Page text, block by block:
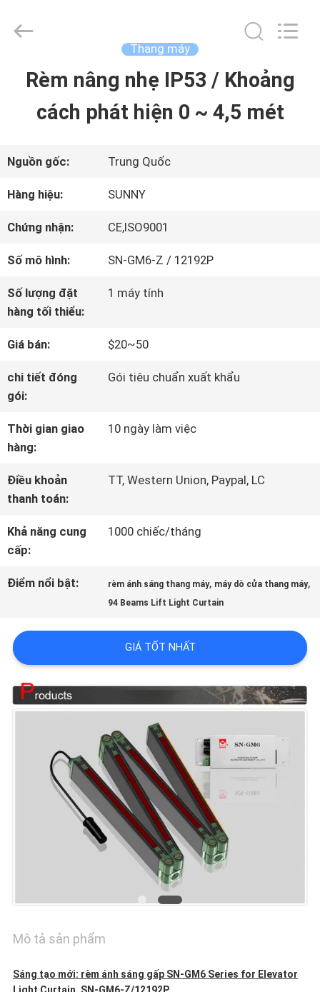
TRANG
CHỦ
CÁC
SẢN
PHẨM
VIDEO
VỀ
CHÚNG
TÔI
THAM
QUAN
MÁY
SOÁT
CHẤT
LƯỢNG
TIN
TỨC
2026
SHANGHAI
CO.,LTD.
Thang máy
Rèm nâng nhẹ IP53 / Khoảng
cách phát hiện 0 ~ 4,5 mét
Nguồn gốc: Trung Quốc
Hàng hiệu: SUNNY
Chứng nhận: CE,ISO9001
Số mô hình: SN-GM6-Z / 12192P
Số lượng đặt
hàng tối thiểu:
1 máy tính
Giá bán: $20~50
chi tiết đóng
gói:
Gói tiêu chuẩn xuất khẩu
Thời gian giao
hàng:
10 ngày làm việc
Điều khoản
thanh toán:
TT, Western Union, Paypal, LC
Khả năng cung
cấp:
1000 chiếc/tháng
Điểm nổi bật: rèm ánh sáng thang máy, máy dò cửa thang máy,
94 Beams Lift Light Curtain
GIÁ TỐT NHẤT
Mô tả sản phẩm
Sáng tạo mới: rèm ánh sáng gấp SN-GM6 Series for Elevator